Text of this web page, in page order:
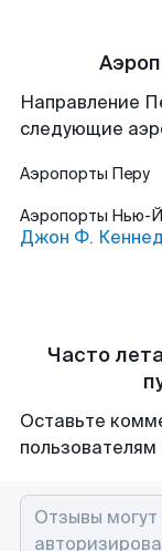
Направление
следующие
Аэропорты Перу
Аэропорты Нью-
Джон Ф.
Часто
Оставьте